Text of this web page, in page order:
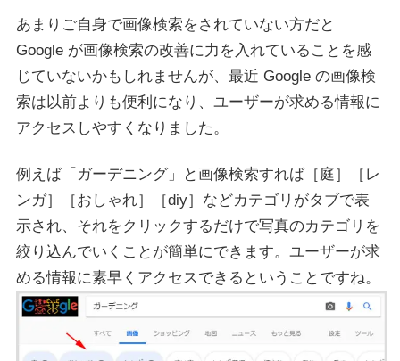
あまりご自身で画像検索をされていない方だと
Google が画像検索の改善に力を入れていることを感
じていないかもしれませんが、最近 Google の画像検
索は以前よりも便利になり、ユーザーが求める情報に
アクセスしやすくなりました。
例えば「ガーデニング」と画像検索すれば［庭］［レ
ンガ］［おしゃれ］［diy］などカテゴリがタブで表
示され、それをクリックするだけで写真のカテゴリを
絞り込んでいくことが簡単にできます。ユーザーが求
める情報に素早くアクセスできるということですね。